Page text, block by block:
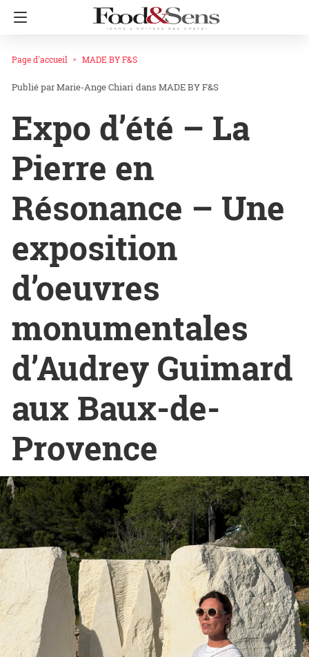
Page d'accueil MADE BY F&S
Marie-Ange Chiari dans MADE BY F&S
Expo d’été – La
Pierre en
Résonance – Une
exposition
d’oeuvres
monumentales
d’Audrey Guimard
aux Baux-de-
Provence